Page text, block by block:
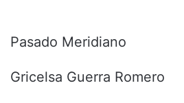
Pasado Meridiano
Gricelsa Guerra Romero